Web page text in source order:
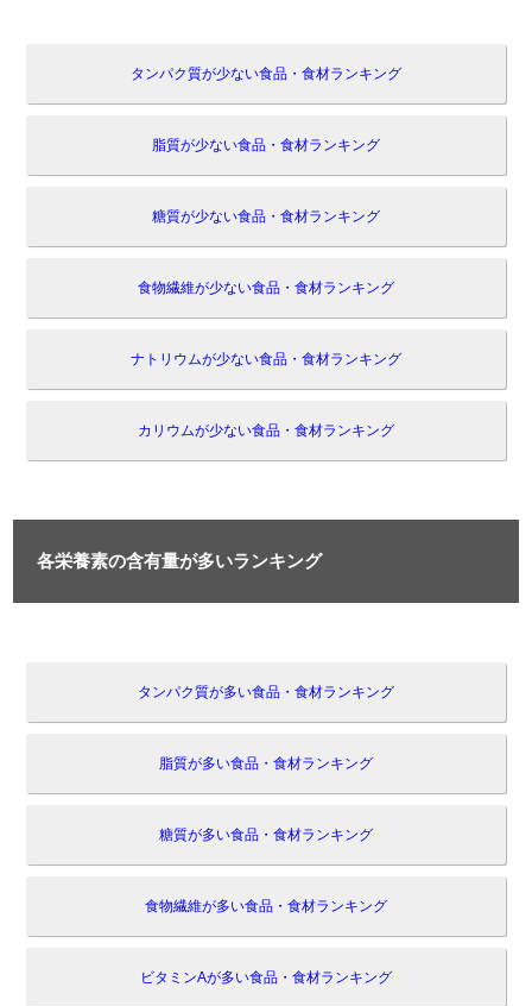
タンパク質が少ない食品・食材ランキング
脂質が少ない食品・食材ランキング
糖質が少ない食品・食材ランキング
食物繊維が少ない食品・食材ランキング
ナトリウムが少ない食品・食材ランキング
カリウムが少ない食品・食材ランキング
各栄養素の含有量が多いランキング
タンパク質が多い食品・食材ランキング
脂質が多い食品・食材ランキング
糖質が多い食品・食材ランキング
食物繊維が多い食品・食材ランキング
ビタミンAが多い食品・食材ランキング